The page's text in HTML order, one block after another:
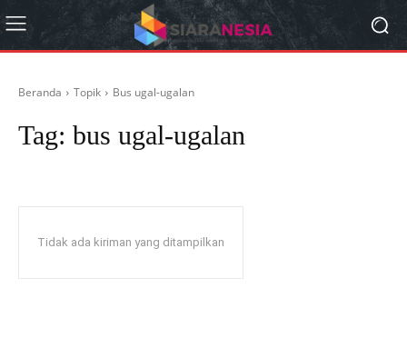
Beranda Topik Bus ugal-ugalan
Tag: bus ugal-ugalan
Tidak ada kiriman yang ditampilkan